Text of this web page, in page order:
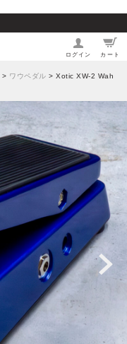
ログイン カート
> ワウペダル > Xotic XW-2 Wah